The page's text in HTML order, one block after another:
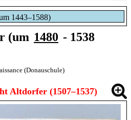
1443–1588)
(um 1480 - 1538
(Donauschule)
Altdorfer (1507–1537)